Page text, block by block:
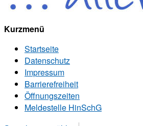
Kurzmenü
Startseite
Datenschutz
Impressum
Barrierefreiheit
Öffnungszeiten
Meldestelle HinSchG